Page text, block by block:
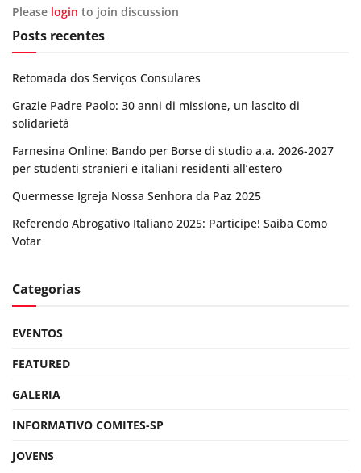
Please login to join discussion
Posts recentes
Retomada dos Serviços Consulares
Grazie Padre Paolo: 30 anni di missione, un lascito di
solidarietà
Farnesina Online: Bando per Borse di studio a.a. 2026-2027
per studenti stranieri e italiani residenti all’estero
Quermesse Igreja Nossa Senhora da Paz 2025
Referendo Abrogativo Italiano 2025: Participe! Saiba Como
Votar
Categorias
EVENTOS
FEATURED
GALERIA
INFORMATIVO COMITES-SP
JOVENS